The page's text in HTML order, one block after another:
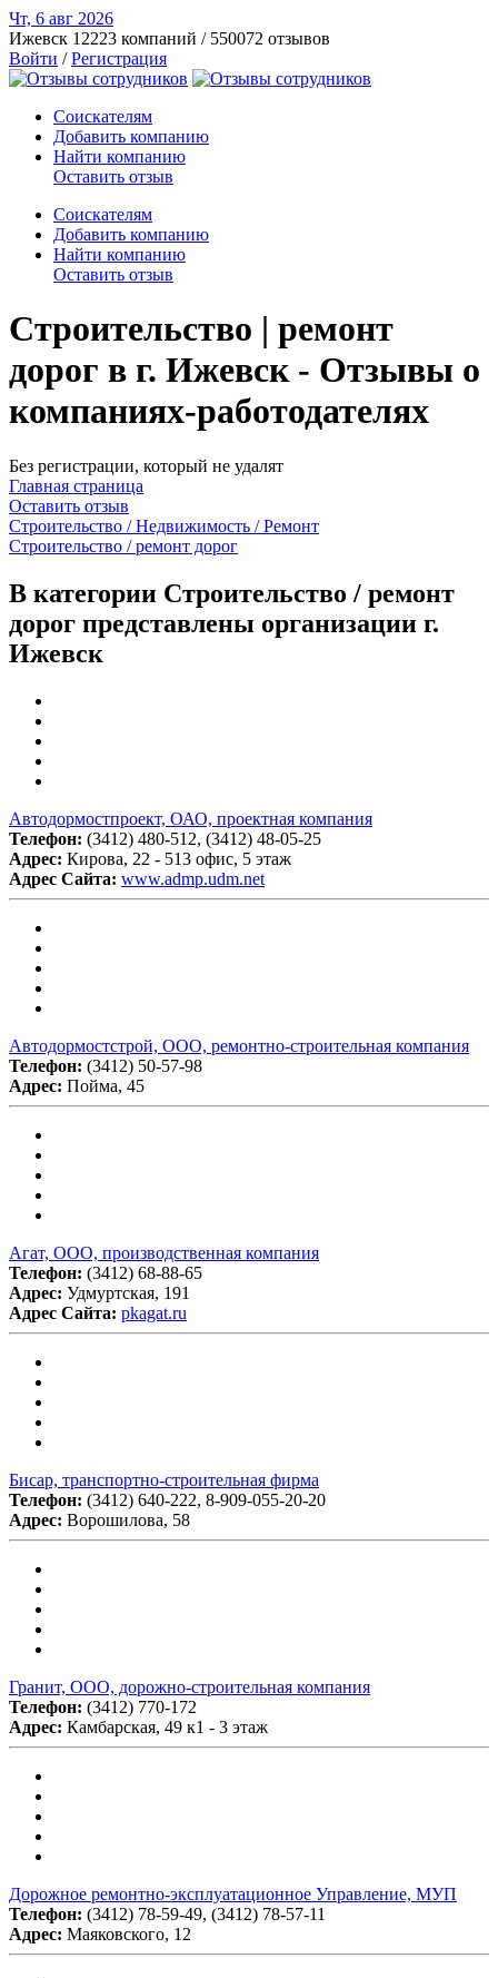
Чт, 6 авг 2026
Ижевск 12223 компаний / 550072 отзывов
Войти /Регистрация
Соискателям
Добавить компанию
Найти компанию
Оставить отзыв
Соискателям
Добавить компанию
Найти компанию
Оставить отзыв
Строительство | ремонт
дорог в г. Ижевск - Отзывы о
компаниях-работодателях
Без регистрации, который не удалят
Главная страница
Оставить отзыв
Строительство / Недвижимость / Ремонт
Строительство / ремонт дорог
В категории Строительство / ремонт
дорог представлены организации г.
Ижевск
Автодормостпроект, ОАО, проектная компания
Телефон: (3412) 480-512, (3412) 48-05-25
Адрес: Кирова, 22 - 513 офис, 5 этаж
Адрес Сайта: www.admp.udm.net
Автодормостстрой, ООО, ремонтно-строительная компания
Телефон: (3412) 50-57-98
Адрес: Пойма, 45
Агат, ООО, производственная компания
Телефон: (3412) 68-88-65
Адрес: Удмуртская, 191
Адрес Сайта: pkagat.ru
Бисар, транспортно-строительная фирма
Телефон: (3412) 640-222, 8-909-055-20-20
Адрес: Ворошилова, 58
Гранит, ООО, дорожно-строительная компания
Телефон: (3412) 770-172
Адрес: Камбарская, 49 к1 - 3 этаж
Дорожное ремонтно-эксплуатационное Управление, МУП
Телефон: (3412) 78-59-49, (3412) 78-57-11
Адрес: Маяковского, 12